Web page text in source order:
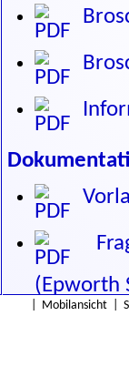
(Epworth
Mobilansicht